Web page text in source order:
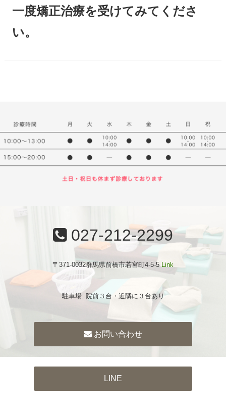
一度矯正治療を受けてみてくださ
い。
027-212-2299
〒371-0032群馬県前橋市若宮町4-5-5 Link
駐車場: 院前３台・近隣に３台あり
お問い合わせ
LINE